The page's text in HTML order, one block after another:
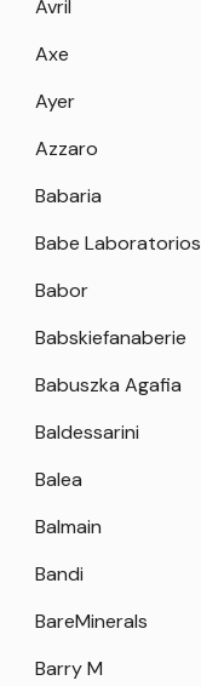
Avril
Axe
Ayer
Azzaro
Babaria
Babe Laboratorios
Babor
Babskiefanaberie
Babuszka Agafia
Baldessarini
Balea
Balmain
Bandi
BareMinerals
Barry M